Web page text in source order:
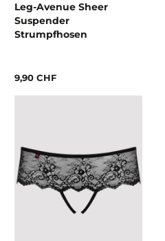
Leg-Avenue Sheer
Suspender
Strumpfhosen
9,90 CHF